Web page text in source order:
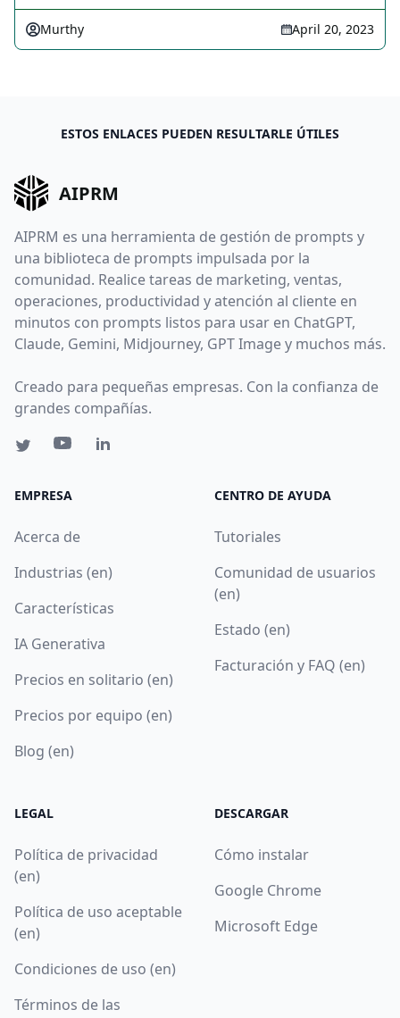
Murthy April 20, 2023
ESTOS ENLACES PUEDEN RESULTARLE ÚTILES
AIPRM
AIPRM es una herramienta de gestión de prompts y
una biblioteca de prompts impulsada por la
comunidad. Realice tareas de marketing, ventas,
operaciones, productividad y atención al cliente en
minutos con prompts listos para usar en ChatGPT,
Claude, Gemini, Midjourney, GPT Image y muchos más.
Creado para pequeñas empresas. Con la confianza de
grandes compañías.
EMPRESA
Acerca de
Industrias (en)
Características
IA Generativa
Precios en solitario (en)
Precios por equipo (en)
Blog (en)
CENTRO DE AYUDA
Tutoriales
Comunidad de usuarios
(en)
Estado (en)
Facturación y FAQ (en)
LEGAL
Política de privacidad
(en)
Política de uso aceptable
(en)
Condiciones de uso (en)
Términos de las
DESCARGAR
Cómo instalar
Google Chrome
Microsoft Edge